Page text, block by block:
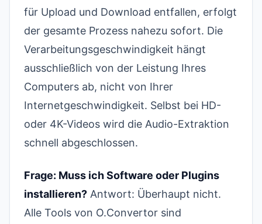
für Upload und Download entfallen, erfolgt
der gesamte Prozess nahezu sofort. Die
Verarbeitungsgeschwindigkeit hängt
ausschließlich von der Leistung Ihres
Computers ab, nicht von Ihrer
Internetgeschwindigkeit. Selbst bei HD-
oder 4K-Videos wird die Audio-Extraktion
schnell abgeschlossen.
Frage: Muss ich Software oder Plugins
installieren? Antwort: Überhaupt nicht.
Alle Tools von O.Convertor sind